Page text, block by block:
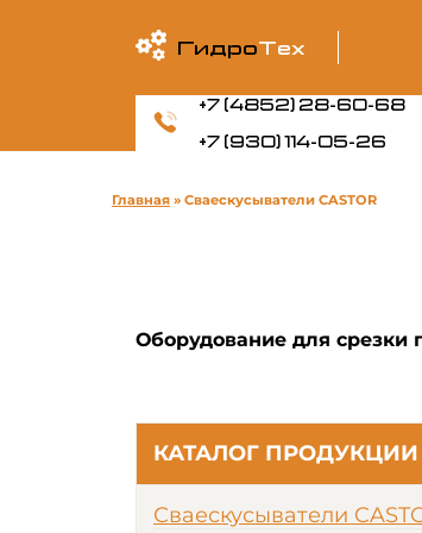
ГидроТех
+7 (4852) 28-60-68
+7 (930) 114-05-26
Главная » Сваескусыватели CASTOR
Оборудование для срезки
КАТАЛОГ ПРОДУКЦИИ
Сваескусыватели